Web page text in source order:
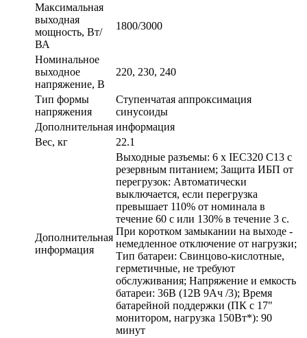
Максимальная
выходная
мощность, Вт/
ВА
1800/3000
Номинальное
выходное
напряжение, В
220, 230, 240
Тип формы
напряжения
Ступенчатая аппроксимация
синусоиды
Дополнительная информация
Вес, кг
22.1
Дополнительная
информация
Выходные разъемы: 6 х IEC320 С13 с
резервным питанием; Защита ИБП от
перегрузок: Автоматически
выключается, если перегрузка
превышает 110% от номинала в
течение 60 с или 130% в течение 3 с.
При коротком замыкании на выходе -
немедленное отключение от нагрузки;
Тип батареи: Свинцово-кислотные,
герметичные, не требуют
обслуживания; Напряжение и емкость
батареи: 36В (12В 9Ач /3); Время
батарейной поддержки (ПК с 17"
монитором, нагрузка 150Вт*): 90
минут